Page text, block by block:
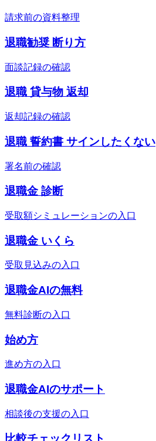
請求前の資料整理
退職勧奨 断り方
面談記録の確認
退職 貸与物 返却
返却記録の確認
退職 誓約書 サインしたくない
署名前の確認
退職金 診断
受取額シミュレーションの入口
退職金 いくら
受取見込みの入口
退職金AIの無料
無料診断の入口
始め方
進め方の入口
退職金AIのサポート
相談後の支援の入口